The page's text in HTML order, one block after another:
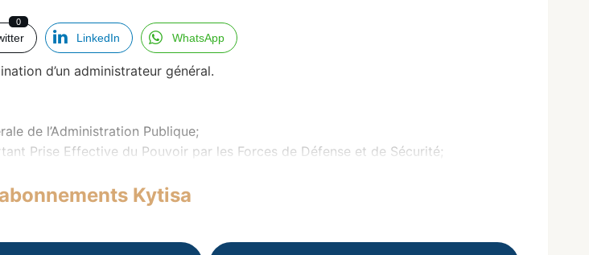
0
LinkedIn WhatsApp
d’un administrateur général.
de l’Administration Publique;
Prise Effective du Pouvoir par les Forces de Défense et de Sécurité;
Kytisa